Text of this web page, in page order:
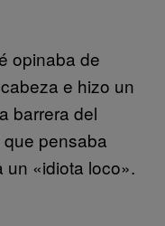
opinaba de
e hizo un
barrera del
pensaba
un «idiota loco».